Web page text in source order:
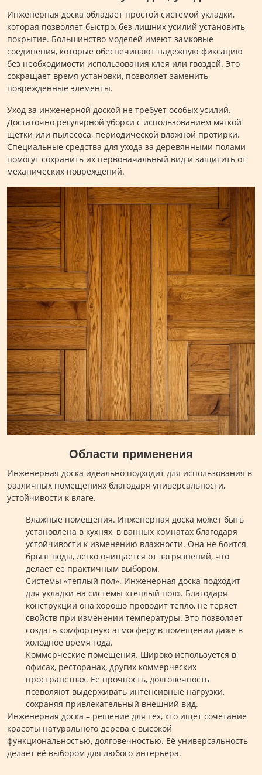
Инженерная доска обладает простой системой укладки,
которая позволяет быстро, без лишних усилий установить
покрытие. Большинство моделей имеют замковые
соединения, которые обеспечивают надежную фиксацию
без необходимости использования клея или гвоздей. Это
сокращает время установки, позволяет заменить
поврежденные элементы.
Уход за инженерной доской не требует особых усилий.
Достаточно регулярной уборки с использованием мягкой
щетки или пылесоса, периодической влажной протирки.
Специальные средства для ухода за деревянными полами
помогут сохранить их первоначальный вид и защитить от
механических повреждений.
Области применения
Инженерная доска идеально подходит для использования в
различных помещениях благодаря универсальности,
устойчивости к влаге.
Влажные помещения. Инженерная доска может быть
установлена в кухнях, в ванных комнатах благодаря
устойчивости к изменению влажности. Она не боится
брызг воды, легко очищается от загрязнений, что
делает её практичным выбором.
Системы «теплый пол». Инженерная доска подходит
для укладки на системы «теплый пол». Благодаря
конструкции она хорошо проводит тепло, не теряет
свойств при изменении температуры. Это позволяет
создать комфортную атмосферу в помещении даже в
холодное время года.
Коммерческие помещения. Широко используется в
офисах, ресторанах, других коммерческих
пространствах. Её прочность, долговечность
позволяют выдерживать интенсивные нагрузки,
сохраняя привлекательный внешний вид.
Инженерная доска – решение для тех, кто ищет сочетание
красоты натурального дерева с высокой
функциональностью, долговечностью. Её универсальность
делает её выбором для любого интерьера.